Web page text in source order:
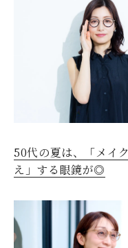
50代の夏は、「メイ
え」する眼鏡が◎